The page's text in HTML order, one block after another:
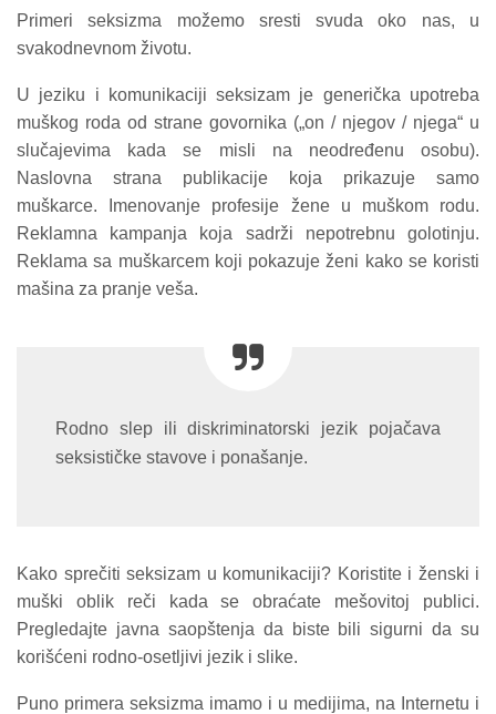
Primeri seksizma možemo sresti svuda oko nas, u
svakodnevnom životu.
U jeziku i komunikaciji seksizam je generička upotreba
muškog roda od strane govornika („on / njegov / njega“ u
slučajevima kada se misli na neodređenu osobu).
Naslovna strana publikacije koja prikazuje samo
muškarce. Imenovanje profesije žene u muškom rodu.
Reklamna kampanja koja sadrži nepotrebnu golotinju.
Reklama sa muškarcem koji pokazuje ženi kako se koristi
mašina za pranje veša.
Rodno slep ili diskriminatorski jezik pojačava
seksističke stavove i ponašanje.
Kako sprečiti seksizam u komunikaciji? Koristite i ženski i
muški oblik reči kada se obraćate mešovitoj publici.
Pregledajte javna saopštenja da biste bili sigurni da su
korišćeni rodno-osetljivi jezik i slike.
Puno primera seksizma imamo i u medijima, na Internetu i